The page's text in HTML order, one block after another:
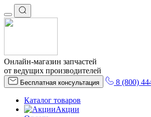
Онлайн-магазин запчастей
от ведущих производителей
Бесплатная консультация 8 (800)
Каталог товаров
Акции